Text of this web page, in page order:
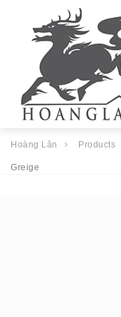
Hoàng Lân Products
Greige